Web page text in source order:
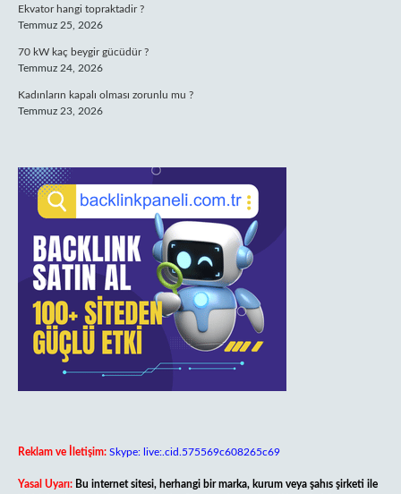
Ekvator hangi topraktadir ?
Temmuz 25, 2026
70 kW kaç beygir gücüdür ?
Temmuz 24, 2026
Kadınların kapalı olması zorunlu mu ?
Temmuz 23, 2026
Reklam ve İletişim: Skype: live:.cid.575569c608265c69
Yasal Uyarı: Bu internet sitesi, herhangi bir marka, kurum veya şahıs şirketi ile